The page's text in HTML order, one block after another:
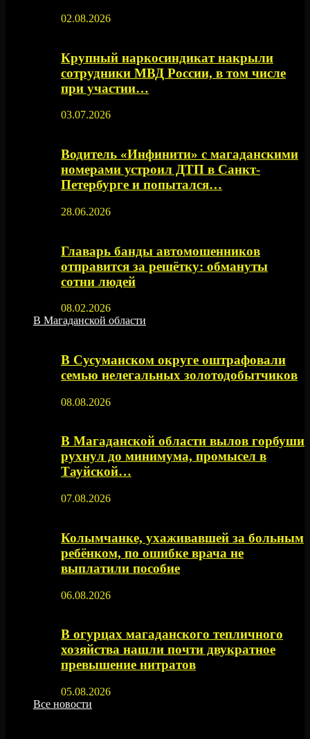
02.08.2026
Крупный наркосиндикат накрыли
сотрудники МВД России, в том числе
при участии…
03.07.2026
Водитель «Инфинити» с магаданскими
номерами устроил ДТП в Санкт-
Петербурге и попытался…
28.06.2026
Главарь банды автомошенников
отправится за решётку: обмануты
сотни людей
08.02.2026
В Магаданской области
В Сусуманском округе оштрафовали
семью нелегальных золотодобытчиков
08.08.2026
В Магаданской области вылов горбуши
рухнул до минимума, промысел в
Тауйской…
07.08.2026
Колымчанке, ухаживавшей за больным
ребёнком, по ошибке врача не
выплатили пособие
06.08.2026
В огурцах магаданского тепличного
хозяйства нашли почти двукратное
превышение нитратов
05.08.2026
Все новости